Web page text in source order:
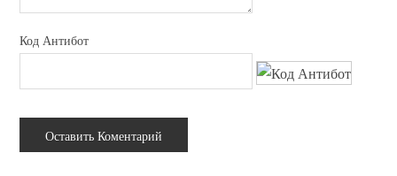
Код Антибот